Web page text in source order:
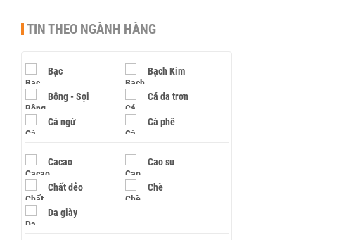
TIN THEO NGÀNH HÀNG
Bạc Bạch Kim
Bông - Sợi Cá da trơn
Cá ngừ Cà phê
Cacao Cao su
Chất dẻo Chè
Da giày